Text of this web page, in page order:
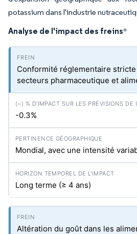
potassium dans l'industrie
Analyse de l'impact des freins*
Conformité réglementaire stricte
secteurs pharmaceutique et
-0.3%
Mondial, avec une intensité
Long terme (≥ 4 ans)
Altération du goût dans les